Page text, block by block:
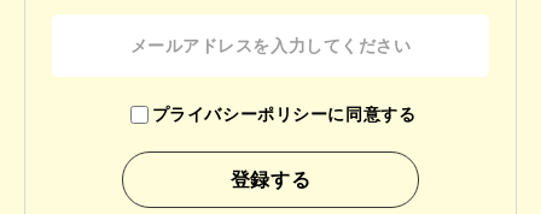
プライバシーポリシーに同意する